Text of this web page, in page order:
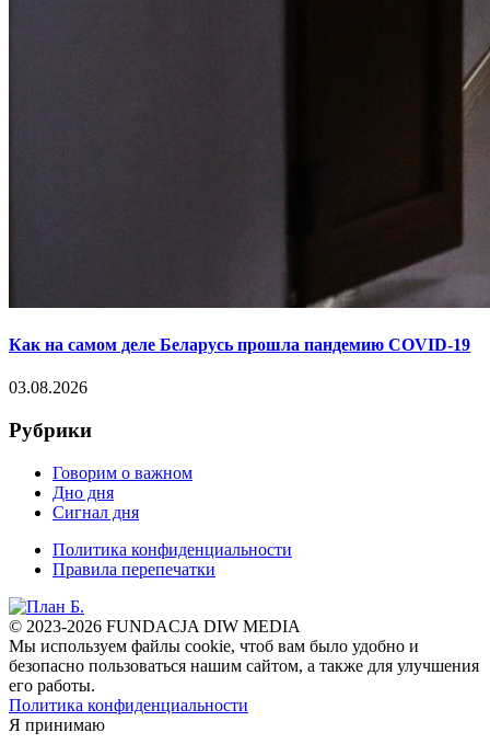
Как на самом деле Беларусь прошла пандемию COVID-19
03.08.2026
Рубрики
Говорим о важном
Дно дня
Сигнал дня
Политика конфиденциальности
Правила перепечатки
© 2023-2026 FUNDACJA DIW MEDIA
Мы используем файлы cookie, чтоб вам было удобно и
безопасно пользоваться нашим сайтом, а также для улучшения
его работы.
Политика конфиденциальности
Я принимаю